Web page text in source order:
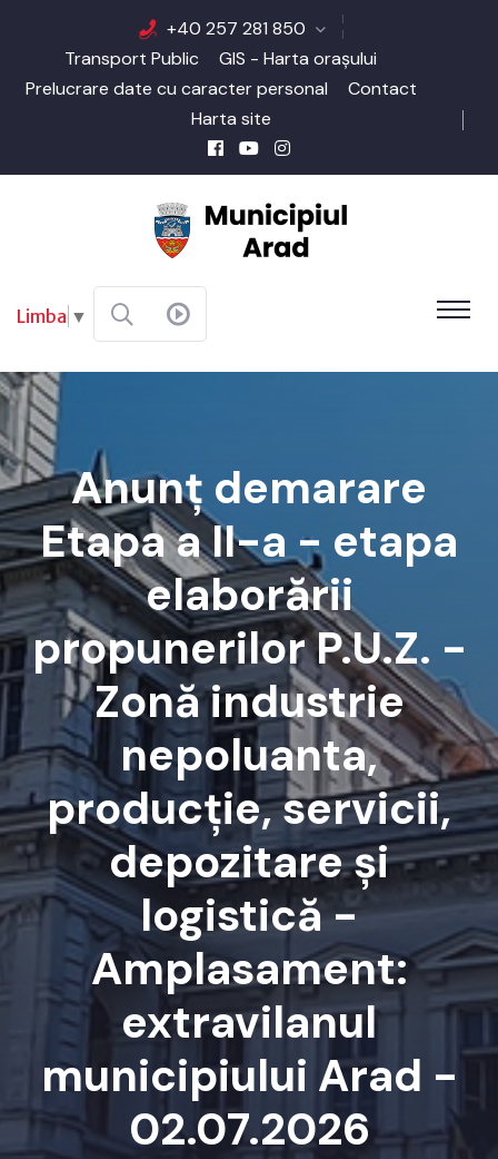
+40 257 281 850
Transport Public
GIS - Harta orașului
Prelucrare date cu caracter personal
Contact
Harta site
Limba ▼
Anunț demarare
Etapa a II-a - etapa
elaborării
propunerilor P.U.Z. -
Zonă industrie
nepoluanta,
producție, servicii,
depozitare și
logistică -
Amplasament:
extravilanul
municipiului Arad -
02.07.2026